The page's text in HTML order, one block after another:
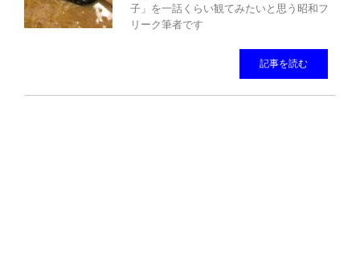
子」を一話くらい観てみたいと思う昭和フ
リーク筆者です
記事を読む